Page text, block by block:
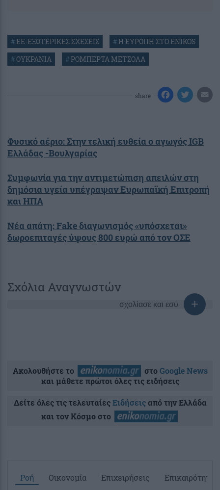
#ΕΕ-ΕΞΩΤΕΡΙΚΕΣ ΣΧΕΣΕΙΣ #Η ΕΥΡΩΠΗ ΣΤΟ ENIKOS
#ΟΥΚΡΑΝΙΑ #ΡΟΜΠΕΡΤΑ ΜΕΤΣΟΛΑ
share
Φυσικό αέριο: Στην τελική ευθεία ο αγωγός IGB
Ελλάδας -Βουλγαρίας
Συμφωνία για την αντιμετώπιση απειλών στη
δημόσια υγεία υπέγραψαν Ευρωπαϊκή Επιτροπή
και ΗΠΑ
Νέα απάτη: Fake διαγωνισμός «υπόσχεται»
δωροεπιταγές ύψους 800 ευρώ από τον ΟΣΕ
Σχόλια Αναγνωστών
σχολίασε και εσύ
Ακολουθήστε το στοGoogle News
και μάθετε πρώτοι όλες τις ειδήσεις
Δείτε όλες τις τελευταίεςΕιδήσειςαπό την Ελλάδα
και τον Κόσμο στο
Ροή Οικονομία Επιχειρήσεις Επικαιρότητα